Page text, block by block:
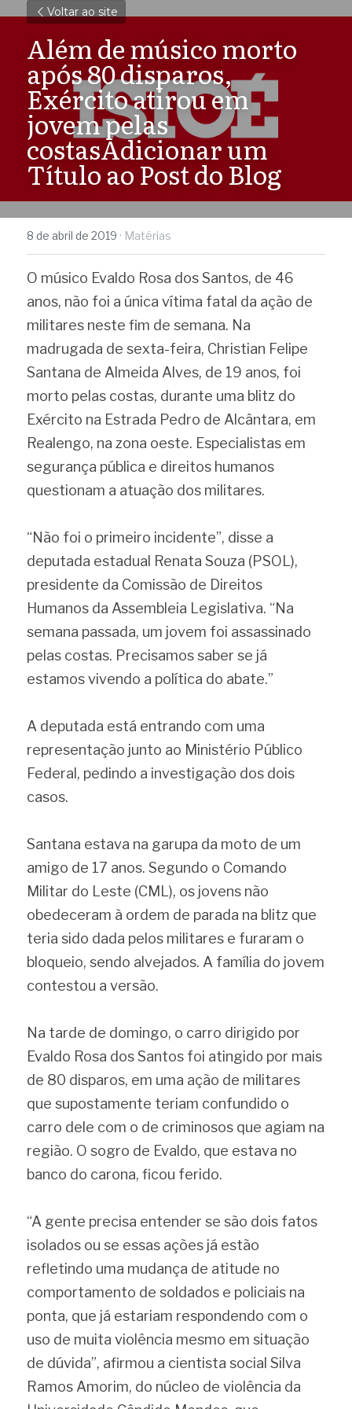
Voltar ao site
Além de músico morto
após 80 disparos,
Exército atirou em
jovem pelas
costasAdicionar um
Título ao Post do Blog
8 de abril de 2019 · Matérias
O músico Evaldo Rosa dos Santos, de 46
anos, não foi a única vítima fatal da ação de
militares neste fim de semana. Na
madrugada de sexta-feira, Christian Felipe
Santana de Almeida Alves, de 19 anos, foi
morto pelas costas, durante uma blitz do
Exército na Estrada Pedro de Alcântara, em
Realengo, na zona oeste. Especialistas em
segurança pública e direitos humanos
questionam a atuação dos militares.
“Não foi o primeiro incidente”, disse a
deputada estadual Renata Souza (PSOL),
presidente da Comissão de Direitos
Humanos da Assembleia Legislativa. “Na
semana passada, um jovem foi assassinado
pelas costas. Precisamos saber se já
estamos vivendo a política do abate.”
A deputada está entrando com uma
representação junto ao Ministério Público
Federal, pedindo a investigação dos dois
casos.
Santana estava na garupa da moto de um
amigo de 17 anos. Segundo o Comando
Militar do Leste (CML), os jovens não
obedeceram à ordem de parada na blitz que
teria sido dada pelos militares e furaram o
bloqueio, sendo alvejados. A família do jovem
contestou a versão.
Na tarde de domingo, o carro dirigido por
Evaldo Rosa dos Santos foi atingido por mais
de 80 disparos, em uma ação de militares
que supostamente teriam confundido o
carro dele com o de criminosos que agiam na
região. O sogro de Evaldo, que estava no
banco do carona, ficou ferido.
“A gente precisa entender se são dois fatos
isolados ou se essas ações já estão
refletindo uma mudança de atitude no
comportamento de soldados e policiais na
ponta, que já estariam respondendo com o
uso de muita violência mesmo em situação
de dúvida”, afirmou a cientista social Silva
Ramos Amorim, do núcleo de violência da